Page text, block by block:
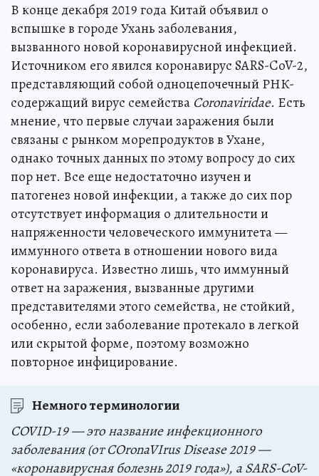
В конце декабря 2019 года Китай объявил о
вспышке в городе Ухань заболевания,
вызванного новой коронавирусной инфекцией.
Источником его явился коронавирус SARS-CoV-2,
представляющий собой одноцепочечный РНК-
содержащий вирус семейства Coronaviridae. Есть
мнение, что первые случаи заражения были
связаны с рынком морепродуктов в Ухане,
однако точных данных по этому вопросу до сих
пор нет. Все еще недостаточно изучен и
патогенез новой инфекции, а также до сих пор
отсутствует информация о длительности и
напряженности человеческого иммунитета —
иммунного ответа в отношении нового вида
коронавируса. Известно лишь, что иммунный
ответ на заражения, вызванные другими
представителями этого семейства, не стойкий,
особенно, если заболевание протекало в легкой
или скрытой форме, поэтому возможно
повторное инфицирование.
Немного терминологии
COVID-19 — это название инфекционного
заболевания (от COronaVIrus Disease 2019 —
«коронавирусная болезнь 2019 года»), а SARS-CoV-